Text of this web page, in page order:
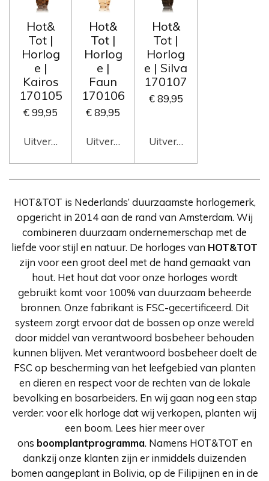
Hot&
Tot |
Horlog
e |
Kairos
170105
€ 99,95
Uitverkocht
Hot&
Tot |
Horlog
e |
Faun
170106
€ 89,95
Uitverkocht
Hot&
Tot |
Horlog
e | Silva
170107
€ 89,95
Uitverkocht
HOT&TOT is Nederlands’ duurzaamste horlogemerk,
opgericht in 2014 aan de rand van Amsterdam. Wij
combineren duurzaam ondernemerschap met de
liefde voor stijl en natuur. De horloges van HOT&TOT
zijn voor een groot deel met de hand gemaakt van
hout. Het hout dat voor onze horloges wordt
gebruikt komt voor 100% van duurzaam beheerde
bronnen. Onze fabrikant is FSC-gecertificeerd. Dit
systeem zorgt ervoor dat de bossen op onze wereld
door middel van verantwoord bosbeheer behouden
kunnen blijven. Met verantwoord bosbeheer doelt de
FSC op bescherming van het leefgebied van planten
en dieren en respect voor de rechten van de lokale
bevolking en bosarbeiders. En wij gaan nog een stap
verder: voor elk horloge dat wij verkopen, planten wij
een boom. Lees hier meer over
ons boomplantprogramma. Namens HOT&TOT en
dankzij onze klanten zijn er inmiddels duizenden
bomen aangeplant in Bolivia, op de Filipijnen en in de